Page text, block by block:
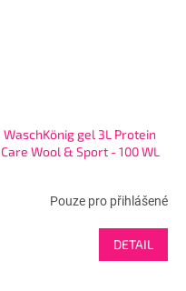
WaschKönig gel 3L Protein
Care Wool & Sport - 100 WL
Pouze pro přihlášené
DETAIL